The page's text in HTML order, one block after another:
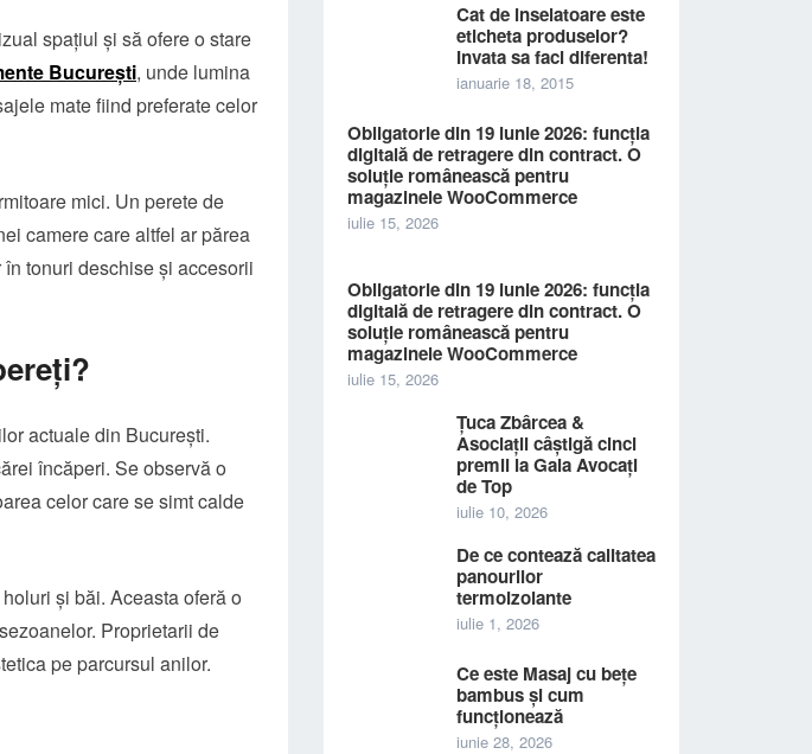
spațiul și să ofere o stare
București, unde lumina
mate fiind preferate celor
mici. Un perete de
camere care altfel ar părea
tonuri deschise și accesorii
actuale din București.
încăperi. Se observă o
celor care se simt calde
și băi. Aceasta oferă o
Proprietarii de
pe parcursul anilor.
Cat de inselatoare este
eticheta produselor?
Invata sa faci diferenta!
ianuarie 18, 2015
Obligatorie din 19 iunie 2026: funcția
digitală de retragere din contract. O
soluție românească pentru
magazinele WooCommerce
iulie 15, 2026
Obligatorie din 19 iunie 2026: funcția
digitală de retragere din contract. O
soluție românească pentru
magazinele WooCommerce
iulie 15, 2026
Țuca Zbârcea &
Asociații câștigă cinci
premii la Gala Avocați
de Top
iulie 10, 2026
De ce contează calitatea
panourilor
termoizolante
iulie 1, 2026
Ce este Masaj cu bețe
bambus și cum
funcționează
iunie 28, 2026